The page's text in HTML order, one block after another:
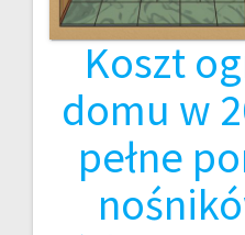
Koszt
domu w
pełne